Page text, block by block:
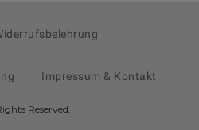
Impressum & Kontakt
Reserved.